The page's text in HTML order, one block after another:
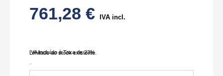
761,28 € IVA incl.
IVA Incluído à Taxa de 23%
Limitado ao stock existente.
-
de